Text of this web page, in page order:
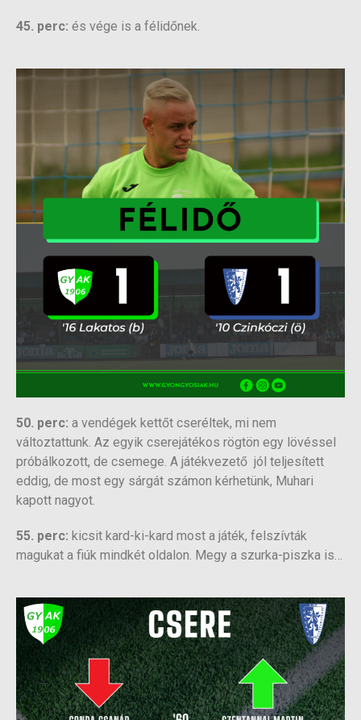
45. perc: és vége is a félidőnek.
50. perc: a vendégek kettőt cseréltek, mi nem
változtattunk. Az egyik cserejátékos rögtön egy lövéssel
próbálkozott, de csemege. A játékvezető jól teljesített
eddig, de most egy sárgát számon kérhetünk, Muhari
kapott nagyot.
55. perc: kicsit kard-ki-kard most a játék, felszívták
magukat a fiúk mindkét oldalon. Megy a szurka-piszka is…